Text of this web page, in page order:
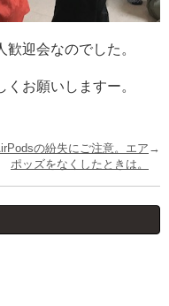
迎会なのでした。
お願いしますー。
の紛失にご注意。エア
ポッズをなくしたときは。
→